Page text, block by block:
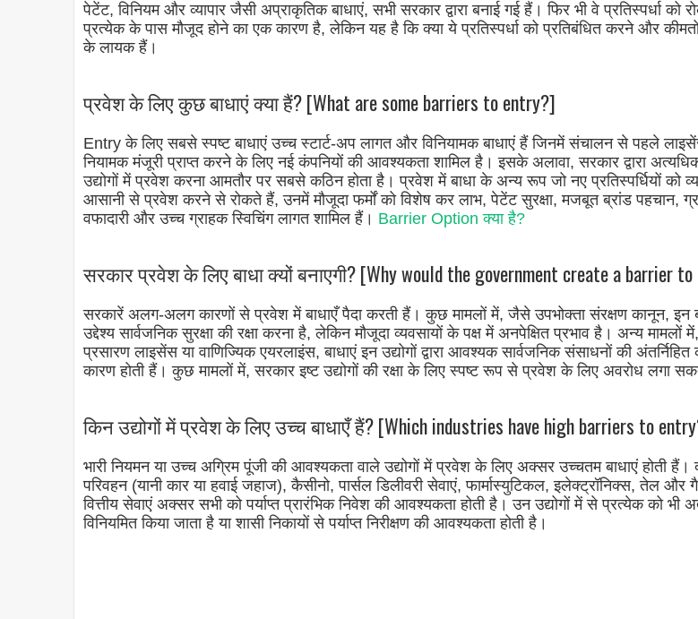
पेटेंट, विनियम और व्यापार जैसी अप्राकृतिक बाधाएं, सभी सरकार द्वारा बनाई गई हैं। फिर भी वे प्रतिस्पर्धा को
प्रत्येक के पास मौजूद होने का एक कारण है, लेकिन यह है कि क्या ये प्रतिस्पर्धा को प्रतिबंधित करने और
के लायक हैं।
प्रवेश के लिए कुछ बाधाएं क्या हैं? [What are some barriers to entry?]
Entry के लिए सबसे स्पष्ट बाधाएं उच्च स्टार्ट-अप लागत और विनियामक बाधाएं हैं जिनमें संचालन से पहले
नियामक मंजूरी प्राप्त करने के लिए नई कंपनियों की आवश्यकता शामिल है। इसके अलावा, सरकार द्वारा
उद्योगों में प्रवेश करना आमतौर पर सबसे कठिन होता है। प्रवेश में बाधा के अन्य रूप जो नए प्रतिस्पर्धियों को
आसानी से प्रवेश करने से रोकते हैं, उनमें मौजूदा फर्मों को विशेष कर लाभ, पेटेंट सुरक्षा, मजबूत ब्रांड पहचान,
वफादारी और उच्च ग्राहक स्विचिंग लागत शामिल हैं। Barrier Option क्या है?
सरकार प्रवेश के लिए बाधा क्यों बनाएगी? [Why would the government create a barrier
सरकारें अलग-अलग कारणों से प्रवेश में बाधाएँ पैदा करती हैं। कुछ मामलों में, जैसे उपभोक्ता संरक्षण कानून, इन
उद्देश्य सार्वजनिक सुरक्षा की रक्षा करना है, लेकिन मौजूदा व्यवसायों के पक्ष में अनपेक्षित प्रभाव है। अन्य मामलों
प्रसारण लाइसेंस या वाणिज्यिक एयरलाइंस, बाधाएं इन उद्योगों द्वारा आवश्यक सार्वजनिक संसाधनों की
कारण होती हैं। कुछ मामलों में, सरकार इष्ट उद्योगों की रक्षा के लिए स्पष्ट रूप से प्रवेश के लिए अवरोध लगा
किन उद्योगों में प्रवेश के लिए उच्च बाधाएँ हैं? [Which industries have high barriers to
भारी नियमन या उच्च अग्रिम पूंजी की आवश्यकता वाले उद्योगों में प्रवेश के लिए अक्सर उच्चतम बाधाएं होती हैं।
परिवहन (यानी कार या हवाई जहाज), कैसीनो, पार्सल डिलीवरी सेवाएं, फार्मास्युटिकल, इलेक्ट्रॉनिक्स, तेल
वित्तीय सेवाएं अक्सर सभी को पर्याप्त प्रारंभिक निवेश की आवश्यकता होती है। उन उद्योगों में से प्रत्येक को भी
विनियमित किया जाता है या शासी निकायों से पर्याप्त निरीक्षण की आवश्यकता होती है।